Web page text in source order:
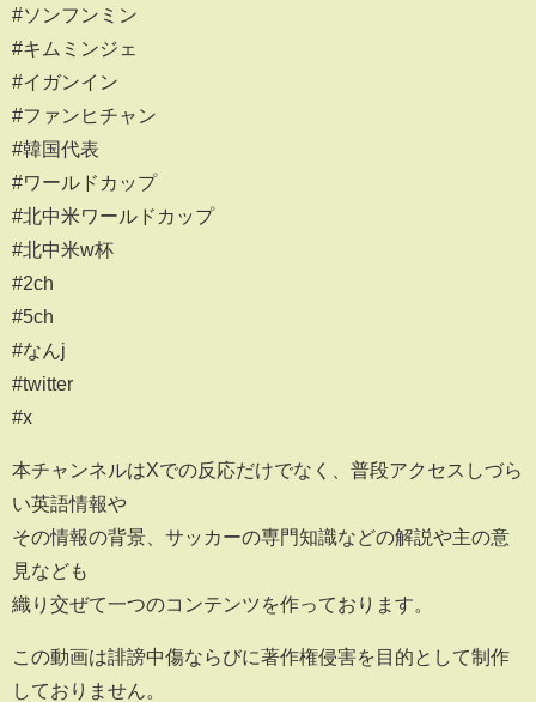
#ソンフンミン
#キムミンジェ
#イガンイン
#ファンヒチャン
#韓国代表
#ワールドカップ
#北中米ワールドカップ
#北中米w杯
#2ch
#5ch
#なんj
#twitter
#x
本チャンネルはXでの反応だけでなく、普段アクセスしづら
い英語情報や
その情報の背景、サッカーの専門知識などの解説や主の意
見なども
織り交ぜて一つのコンテンツを作っております。
この動画は誹謗中傷ならびに著作権侵害を目的として制作
しておりません。